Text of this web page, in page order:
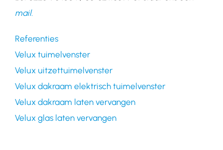
mail.
Referenties
Velux tuimelvenster
Velux uitzettuimelvenster
Velux dakraam elektrisch tuimelvenster
Velux dakraam laten vervangen
Velux glas laten vervangen